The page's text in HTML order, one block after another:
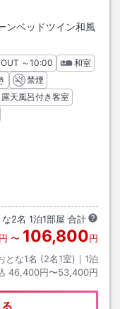
ンベッドツイン和風
ン チェックアウト
～10:00
和室
禁煙
露天風呂付き客室
な2名 1泊1部屋 合計
円 〜 106,800円
とな1名 (2名1室)｜ 1泊
46,400円〜53,400円